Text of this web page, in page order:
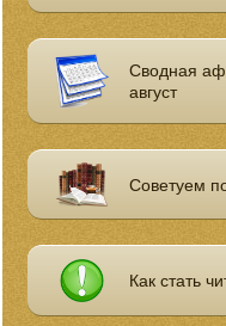
Сводная
август
Советуем
Как стать